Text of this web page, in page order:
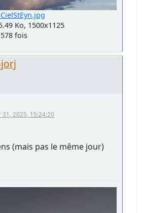
CielStEyn.jpg
Ko, 1500x1125
fois
31, 2025, 15:24:20
(mais pas le même jour)